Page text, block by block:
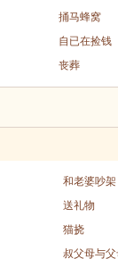
捅马蜂窝
自已在捡钱
丧葬
和老婆吵架
送礼物
猫挠
叔父母与